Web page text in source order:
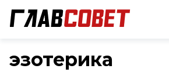
эзотерика